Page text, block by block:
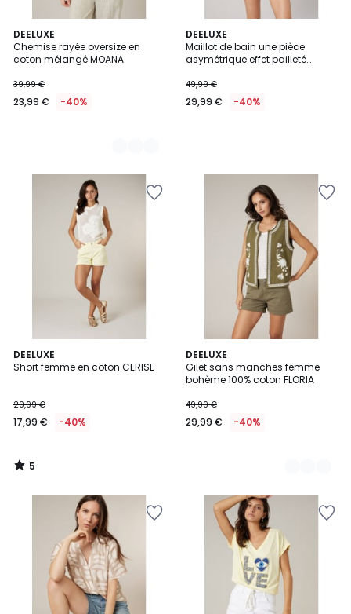
DEELUXE
Chemise rayée oversize en
coton mélangé MOANA
39,99 €
23,99 € -40%
3
Couleurs
DEELUXE
Maillot de bain une pièce
asymétrique effet pailleté
49,99 €
29,99 € -40%
DEELUXE
Short femme en coton CERISE
29,99 €
17,99 € -40%
5
/
5
/
DEELUXE
Gilet sans manches femme
bohème 100% coton FLORIA
49,99 €
29,99 € -40%
2
Couleurs